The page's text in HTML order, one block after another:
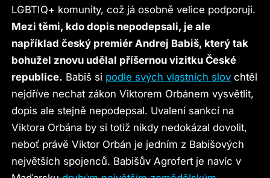
LGBTIQ+ komunity, což já osobně velice podporuji.
Mezi těmi, kdo dopis nepodepsali, je ale
například český premiér Andrej Babiš, který tak
bohužel znovu udělal příšernou vizitku České
republice. Babiš si podle svých vlastních slov chtěl
nejdříve nechat zákon Viktorem Orbánem vysvětlit,
dopis ale stejně nepodepsal. Uvalení sankcí na
Viktora Orbána by si totiž nikdy nedokázal dovolit,
neboť právě Viktor Orbán je jedním z Babišových
největších spojenců. Babišův Agrofert je navíc v